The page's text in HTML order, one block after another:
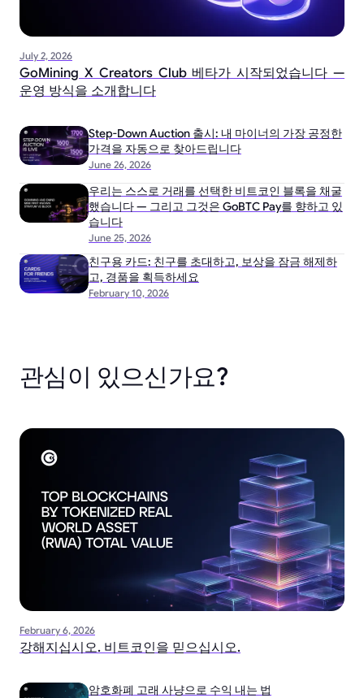
July 2, 2026
GoMining X Creators Club 베타가 시작되었습니다 —
운영 방식을 소개합니다
June 26, 2026
Step-Down Auction 출시: 내 마이너의 가장 공정한
가격을 자동으로 찾아드립니다
June 25, 2026
우리는 스스로 거래를 선택한 비트코인 블록을 채굴
했습니다 — 그리고 그것은 GoBTC Pay를 향하고 있
습니다
February 10, 2026
친구용 카드: 친구를 초대하고, 보상을 잠금 해제하
고, 경품을 획득하세요
관심이 있으신가요?
February 6, 2026
강해지십시오. 비트코인을 믿으십시오.
암호화폐 고래 사냥으로 수익 내는 법